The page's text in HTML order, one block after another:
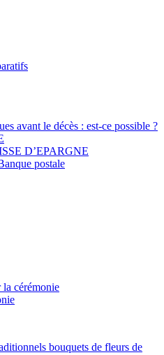
avant le décès : est-ce possible ?
D’EPARGNE
postale
cérémonie
bouquets de fleurs de